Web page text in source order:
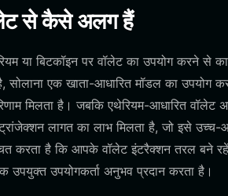
से कैसे अलग हैं
या बिटकॉइन पर वॉलेट का उपयोग करने से
एक खाता-आधारित मॉडल का उपयोग
मिलता है। जबकि एथेरियम-आधारित वॉलेट
लागत का लाभ मिलता है, जो इसे उच्च-
करता है कि आपके वॉलेट इंटरैक्शन तरल बने
उपयोगकर्ता अनुभव प्रदान करता है।